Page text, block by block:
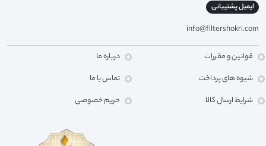
ایمیل پشتیبانی
info@filtershokri.com
قوانین و مقررات
شیوه های پرداخت
شرایط ارسال کالا
درباره ما
تماس با ما
حریم خصوصی